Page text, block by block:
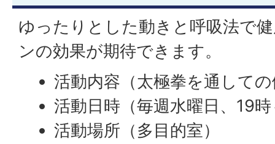
ゆったりとした動きと呼吸法で
ンの効果が期待できます。
活動内容（太極拳を通して
活動日時（毎週水曜日、19
活動場所（多目的室）